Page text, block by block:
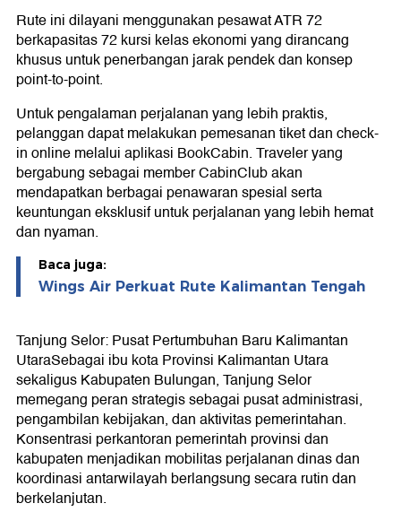
Rute ini dilayani menggunakan pesawat ATR 72
berkapasitas 72 kursi kelas ekonomi yang dirancang
khusus untuk penerbangan jarak pendek dan konsep
point-to-point.
Untuk pengalaman perjalanan yang lebih praktis,
pelanggan dapat melakukan pemesanan tiket dan check-
in online melalui aplikasi BookCabin. Traveler yang
bergabung sebagai member CabinClub akan
mendapatkan berbagai penawaran spesial serta
keuntungan eksklusif untuk perjalanan yang lebih hemat
dan nyaman.
Baca juga:
Wings Air Perkuat Rute Kalimantan Tengah
Tanjung Selor: Pusat Pertumbuhan Baru Kalimantan
UtaraSebagai ibu kota Provinsi Kalimantan Utara
sekaligus Kabupaten Bulungan, Tanjung Selor
memegang peran strategis sebagai pusat administrasi,
pengambilan kebijakan, dan aktivitas pemerintahan.
Konsentrasi perkantoran pemerintah provinsi dan
kabupaten menjadikan mobilitas perjalanan dinas dan
koordinasi antarwilayah berlangsung secara rutin dan
berkelanjutan.